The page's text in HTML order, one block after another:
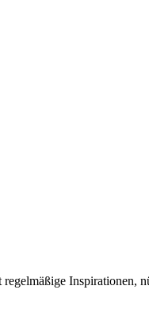
Inspirationen,